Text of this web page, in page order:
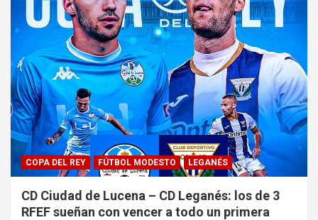
COPA DEL REY FÚTBOL MODESTO LEGANÉS
CD Ciudad de Lucena – CD Leganés: los de 3
RFEF sueñan con vencer a todo un primera